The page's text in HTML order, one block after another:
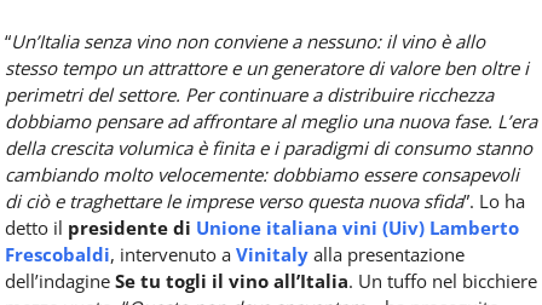
“Un’Italia senza vino non conviene a nessuno: il vino è allo
stesso tempo un attrattore e un generatore di valore ben oltre i
perimetri del settore. Per continuare a distribuire ricchezza
dobbiamo pensare ad affrontare al meglio una nuova fase. L’era
della crescita volumica è finita e i paradigmi di consumo stanno
cambiando molto velocemente: dobbiamo essere consapevoli
di ciò e traghettare le imprese verso questa nuova sfida”. Lo ha
detto il presidente di Unione italiana vini (Uiv) Lamberto
Frescobaldi, intervenuto a Vinitaly alla presentazione
dell’indagine Se tu togli il vino all’Italia. Un tuffo nel bicchiere